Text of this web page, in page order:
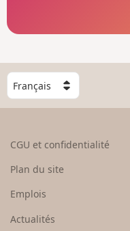
C
h
o
e
u
CGU et confidentialité
Plan du site
Emplois
Actualités